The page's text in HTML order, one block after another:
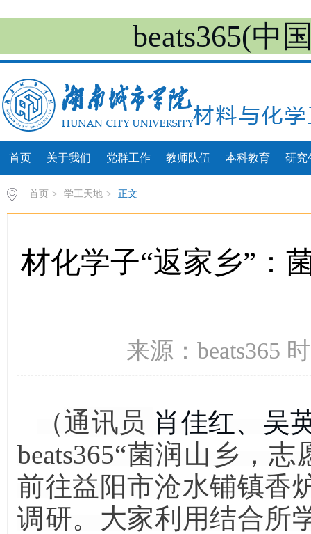
beats365(中
首页 关于我们 党群工作 教师队伍 本科教育 研究
首页 > 学工天地 > 正文
材化学子“返家乡”：
来源：beats365
（通讯员 肖佳红、吴
beats365“菌润 山 乡 ， 志
前往益阳市沧水铺镇香
调研。大家利用结合所